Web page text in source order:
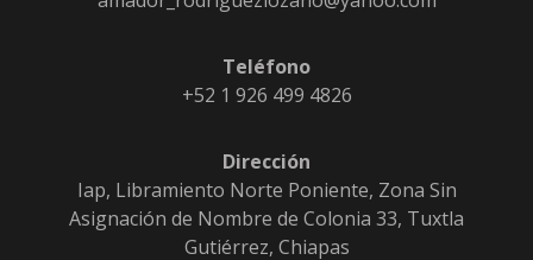
Teléfono
+52 1 926 499 4826
Dirección
Iap, Libramiento Norte Poniente, Zona Sin
Asignación de Nombre de Colonia 33, Tuxtla
Gutiérrez, Chiapas